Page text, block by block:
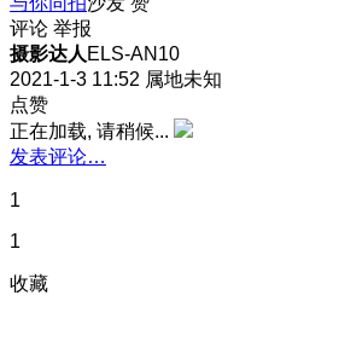
评论 举报
摄影达人 ELS-AN10
2021-1-3 11:52 属地未知
点赞
正在加载, 请稍候...
发表评论…
1
1
收藏